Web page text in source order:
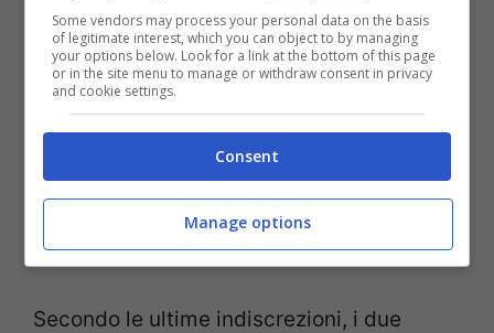
Wanda e Icardi e il nuovo scoop (screenshot Instagram)
Secondo le ultime indiscrezioni, i due
Some vendors may process your personal data on the basis
of legitimate interest, which you can object to by managing
your options below. Look for a link at the bottom of this page
or in the site menu to manage or withdraw consent in privacy
and cookie settings.
Consent
Manage options